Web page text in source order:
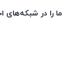
ما را در شبکه‌های